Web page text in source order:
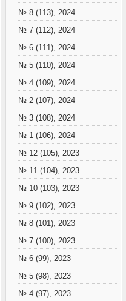
№ 8 (113), 2024
№ 7 (112), 2024
№ 6 (111), 2024
№ 5 (110), 2024
№ 4 (109), 2024
№ 2 (107), 2024
№ 3 (108), 2024
№ 1 (106), 2024
№ 12 (105), 2023
№ 11 (104), 2023
№ 10 (103), 2023
№ 9 (102), 2023
№ 8 (101), 2023
№ 7 (100), 2023
№ 6 (99), 2023
№ 5 (98), 2023
№ 4 (97), 2023